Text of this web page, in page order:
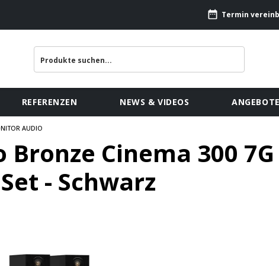
Termin
REFERENZEN NEWS & VIDEOS ANGEBOTE
AUDIO
Cinema 300 7G
- Schwarz